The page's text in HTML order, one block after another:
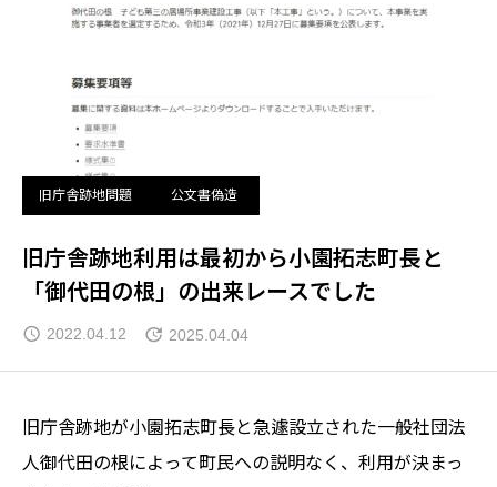
旧庁舎跡地問題 公文書偽造
旧庁舎跡地利用は最初から小園拓志町長と
「御代田の根」の出来レースでした
2022.04.12 2025.04.04
旧庁舎跡地が小園拓志町長と急遽設立された一般社団法
人御代田の根によって町民への説明なく、利用が決まっ